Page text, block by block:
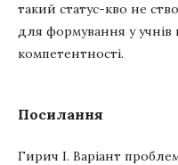
такий статус-кво не
для формування у учнів
компетентності.
Посилання
Гирич І. Варіант